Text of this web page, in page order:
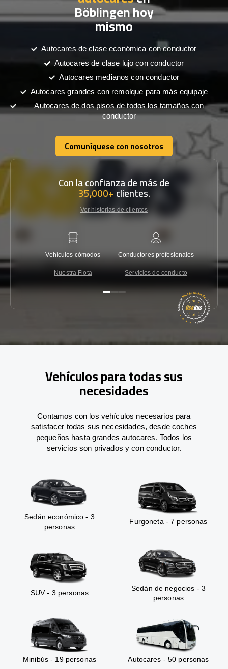
Böblingen hoy
mismo
Autocares de clase económica con conductor
Autocares de clase lujo con conductor
Autocares medianos con conductor
Autocares grandes con remolque para más equipaje
Autocares de dos pisos de todos los tamaños con
conductor
Comuníquese con nosotros
Comuníquese con nosotros
Con la confianza de más de
35,000+clientes.
Ver historias de clientes
Vehículos cómodos
Nuestra Flota
Conductores profesionales
Servicios de conducto
Vehículos para todas sus
necesidades
Contamos con los vehículos necesarios para
satisfacer todas sus necesidades, desde coches
pequeños hasta grandes autocares. Todos los
servicios son privados y con conductor.
Sedán económico - 3
personas
Furgoneta - 7 personas
SUV - 3 personas
Sedán de negocios - 3
personas
Minibús - 19 personas Autocares - 50 personas